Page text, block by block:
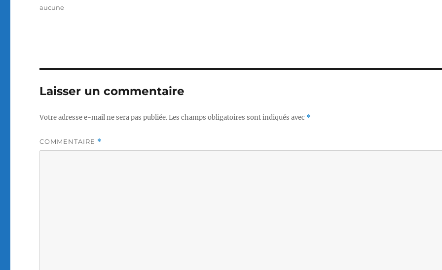
Catégories
aucune
Laisser un commentaire
Votre adresse e-mail ne sera pas publiée.Les champs obligatoires sont indiqués avec *
COMMENTAIRE *